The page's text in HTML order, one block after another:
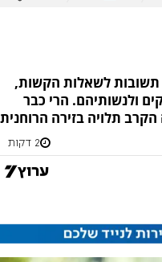
תשובות לשאלות הקשות,
ולנשותיהם. הרי כבר
תלויה בזירה הרוחנית
2 דקות